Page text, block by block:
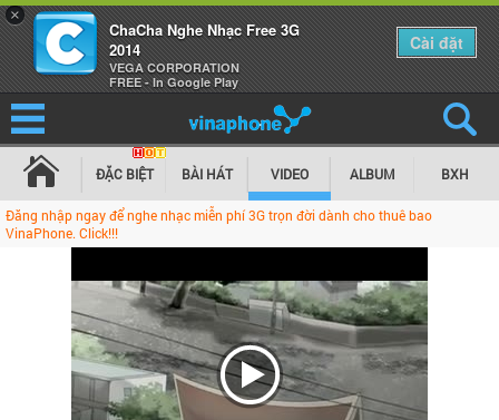
×
ChaCha Nghe Nhạc Free 3G
2014
VEGA CORPORATION
FREE - In Google Play
Cài đặt
ĐẶC BIỆT BÀI HÁT VIDEO ALBUM BXH
Đăng nhập ngay để nghe nhạc miễn phí 3G trọn đời dành cho thuê bao
VinaPhone. Click!!!